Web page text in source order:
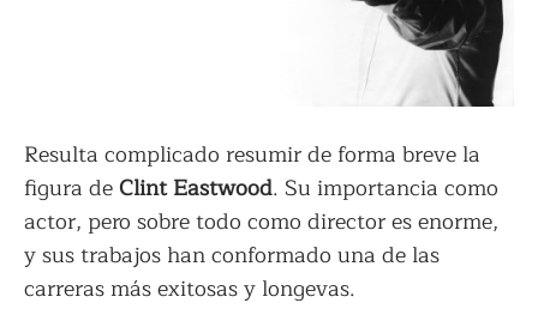
Resulta complicado resumir de forma breve la
figura deClint Eastwood. Su importancia como
actor, pero sobre todo como director es enorme,
y sus trabajos han conformado una de las
carreras más exitosas y longevas.